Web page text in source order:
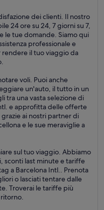
dei clienti. Il nostro
24 ore su 24, 7 giorni su 7,
le tue domande. Siamo qui
professionale e
il tuo viaggio da
voli. Puoi anche
un'auto, il tutto in un
tra una vasta selezione di
e approfitta delle offerte
ai nostri partner di
e le sue meraviglie a
sul tuo viaggio. Abbiamo
sconti last minute e tariffe
a Barcelona Intl.. Prenota
o lasciati tentare dalle
Troverai le tariffe più